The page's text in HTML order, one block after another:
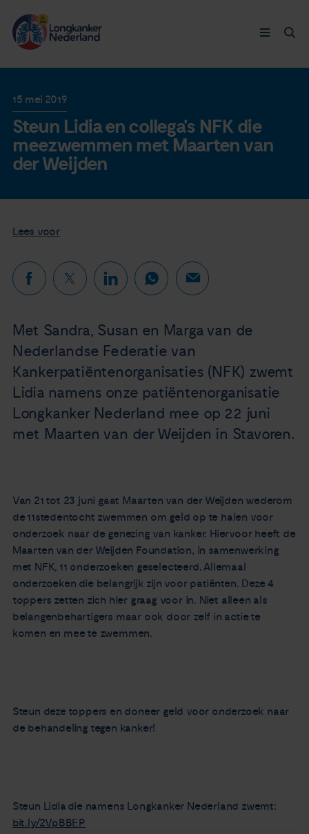
Doneer nu
Nieuws
Agenda
Over ons
Longkanker
Leven met
Ervaringen
15 mei 2019
Steun Lidia en collega's NFK die
meezwemmen met Maarten van
der Weijden
Lees voor
Met Sandra, Susan en Marga van de
Nederlandse Federatie van
Kankerpatiëntenorganisaties (NFK) zwemt
Lidia namens onze patiëntenorganisatie
Longkanker Nederland mee op 22 juni
met Maarten van der Weijden in Stavoren.
Van 21 tot 23 juni gaat Maarten van der Weijden wederom
de 11stedentocht zwemmen om geld op te halen voor
onderzoek naar de genezing van kanker. Hiervoor heeft de
Maarten van der Weijden Foundation, in samenwerking
met NFK, 11 onderzoeken geselecteerd. Allemaal
onderzoeken die belangrijk zijn voor patiënten. Deze 4
toppers zetten zich hier graag voor in. Niet alleen als
belangenbehartigers maar ook door zelf in actie te
komen en mee te zwemmen.
Steun deze toppers en doneer geld voor onderzoek naar
de behandeling tegen kanker!
Steun Lidia die namens Longkanker Nederland zwemt:
bit.ly/2VpBBEP